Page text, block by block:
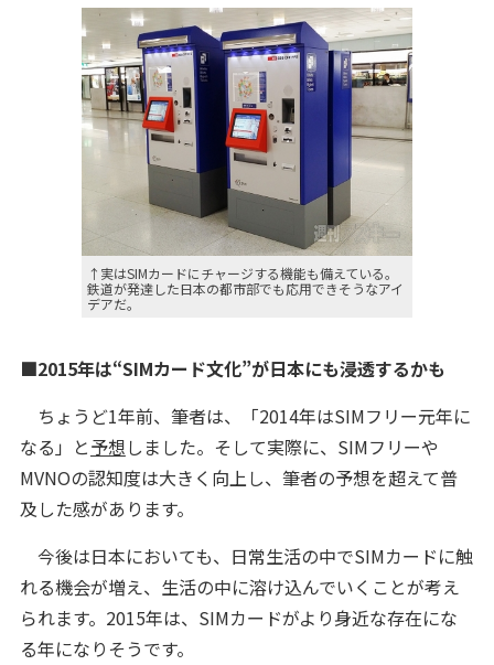
↑実はSIMカードにチャージする機能も備えている。
鉄道が発達した日本の都市部でも応用できそうなアイ
デアだ。
■2015年は“SIMカード文化”が日本にも浸透するかも
ちょうど1年前、筆者は、「2014年はSIMフリー元年に
なる」と予想しました。そして実際に、SIMフリーや
MVNOの認知度は大きく向上し、筆者の予想を超えて普
及した感があります。
今後は日本においても、日常生活の中でSIMカードに触
れる機会が増え、生活の中に溶け込んでいくことが考え
られます。2015年は、SIMカードがより身近な存在にな
る年になりそうです。